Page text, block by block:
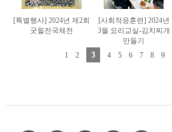
[특별행사] 2024년 제2회
굿윌전국체전
[사회적응훈련] 2024년
3월 요리교실-김치찌개
만들기
1 2 3 4 5 6 7 8 9